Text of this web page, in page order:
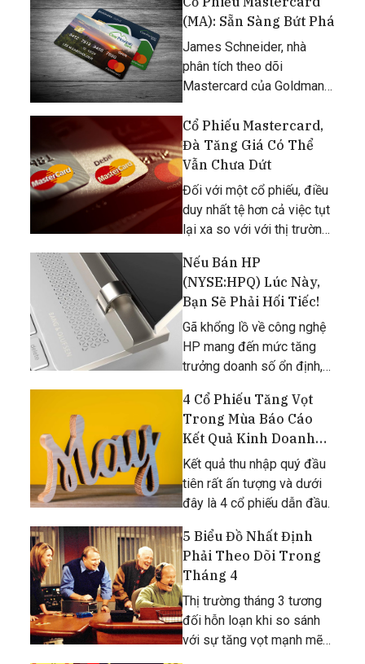
quan tâm.
(MA): Sẵn Sàng Bứt Phá
James Schneider, nhà
phân tích theo dõi
Mastercard của Goldman
MasterCard đang trên đà
tăng trưởng hơn nữa dù nó
vốn đã có mức tăng
trưởng ấn tượng 48% từ
đầu năm đến nay.
Cổ Phiếu Mastercard,
Đà Tăng Giá Có Thể
Vẫn Chưa Dứt
Đối với một cổ phiếu, điều
duy nhất tệ hơn cả việc tụt
lại xa so với với thị trường
quá nhiều so với thị trường.
Nếu Bán HP
(NYSE:HPQ) Lúc Này,
Bạn Sẽ Phải Hối Tiếc!
Gã khổng lồ về công nghệ
HP mang đến mức tăng
trưởng doanh số ổn định,
các khoản mua lại và cổ
tức lớn ở mức định giá vô
cùng thấp.
4 Cổ Phiếu Tăng Vọt
Trong Mùa Báo Cáo
Kết Quả Kinh Doanh
Này
Kết quả thu nhập quý đầu
tiên rất ấn tượng và dưới
đây là 4 cổ phiếu dẫn đầu.
5 Biểu Đồ Nhất Định
Phải Theo Dõi Trong
Tháng 4
Thị trường tháng 3 tương
đối hỗn loạn khi so sánh
với sự tăng vọt mạnh mẽ